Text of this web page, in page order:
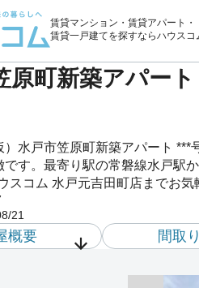
賃貸マンション・賃貸アパート・
賃貸一戸建てを探すならハウスコ
原町新築アパー
水戸市笠原町新築アパート
す。最寄り駅の常磐線水戸駅
スコム 水戸元吉田町店までお気
21
概要 間取